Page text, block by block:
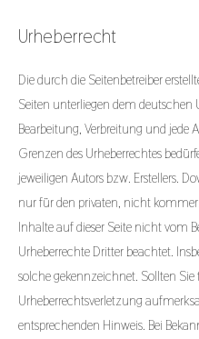
Urheberrecht
Die durch die Seitenbetreiber
Seiten unterliegen dem deutschen
Bearbeitung, Verbreitung und jede
Grenzen des Urheberrechtes
jeweiligen Autors bzw. Erstellers.
nur für den privaten, nicht
Inhalte auf dieser Seite nicht vom
Urheberrechte Dritter beachtet.
solche gekennzeichnet. Sollten
Urheberrechtsverletzung
entsprechenden Hinweis. Bei